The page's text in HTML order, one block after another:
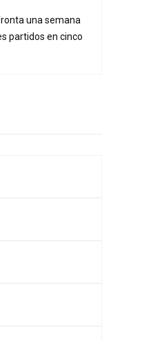
una semana
partidos en cinco